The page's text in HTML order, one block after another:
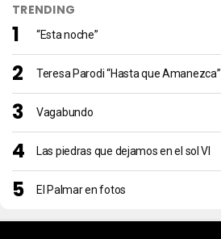
TRENDING
“Esta noche”
Teresa Parodi “Hasta que Amanezca”
Vagabundo
Las piedras que dejamos en el sol VI
El Palmar en fotos